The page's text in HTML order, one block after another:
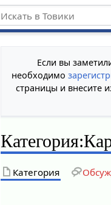
Если вы
необходимо
страницы и внесите
Категория:
Категория